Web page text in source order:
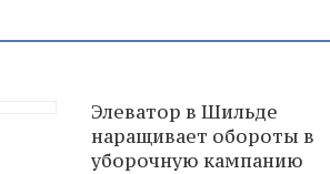
Элеватор в Шильде
наращивает обороты в
уборочную кампанию